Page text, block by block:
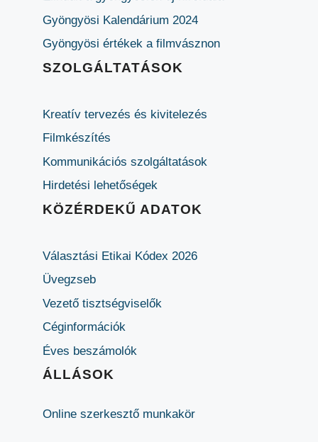
Gyöngyösi Kalendárium 2024
Gyöngyösi értékek a filmvásznon
SZOLGÁLTATÁSOK
Kreatív tervezés és kivitelezés
Filmkészítés
Kommunikációs szolgáltatások
Hirdetési lehetőségek
KÖZÉRDEKŰ ADATOK
Választási Etikai Kódex 2026
Üvegzseb
Vezető tisztségviselők
Céginformációk
Éves beszámolók
ÁLLÁSOK
Online szerkesztő munkakör